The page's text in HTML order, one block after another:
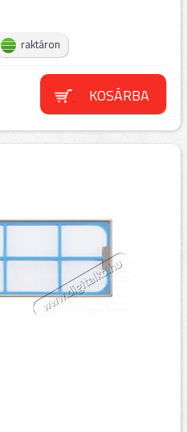
raktáron
KOSÁRBA